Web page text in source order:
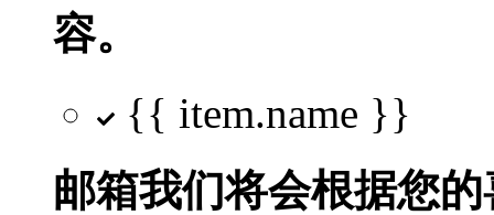
容。
{{ item.name }}
邮箱我们将会根据您